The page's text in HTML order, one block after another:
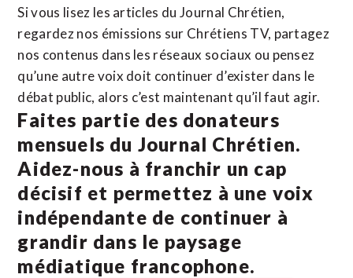
Si vous lisez les articles du Journal Chrétien,
regardez nos émissions sur Chrétiens TV, partagez
nos contenus dans les réseaux sociaux ou pensez
qu’une autre voix doit continuer d’exister dans le
débat public, alors c’est maintenant qu’il faut agir.
Faites partie des donateurs
mensuels du Journal Chrétien.
Aidez-nous à franchir un cap
décisif et permettez à une voix
indépendante de continuer à
grandir dans le paysage
médiatique francophone.